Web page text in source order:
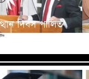
দিবস পালিত